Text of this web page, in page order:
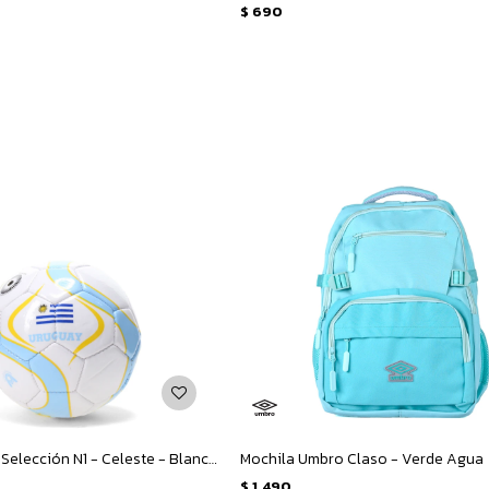
$ 690
Pelota Umbro Selección N1 - Celeste - Blanco - Amarillo Mochila Umbro Claso - Verde Agua